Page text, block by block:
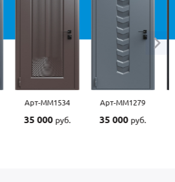
Арт-ММ1279
35 000руб.
Арт-ММ1570
45 000руб.